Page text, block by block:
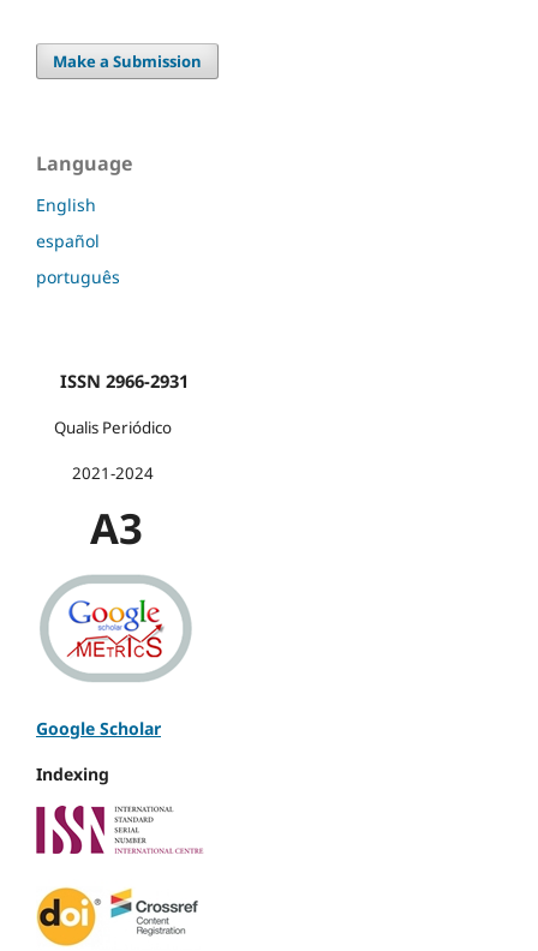
Make a Submission
Language
English
español
português
ISSN 2966-2931
Qualis Periódico
2021-2024
A3
Google Scholar
Indexing